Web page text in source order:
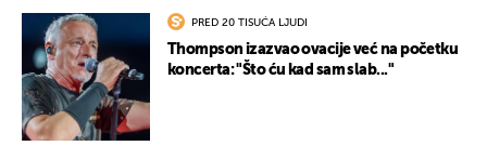
PRED 20 TISUĆA LJUDI
Thompson izazvao ovacije već na početku
koncerta: "Što ću kad sam slab..."